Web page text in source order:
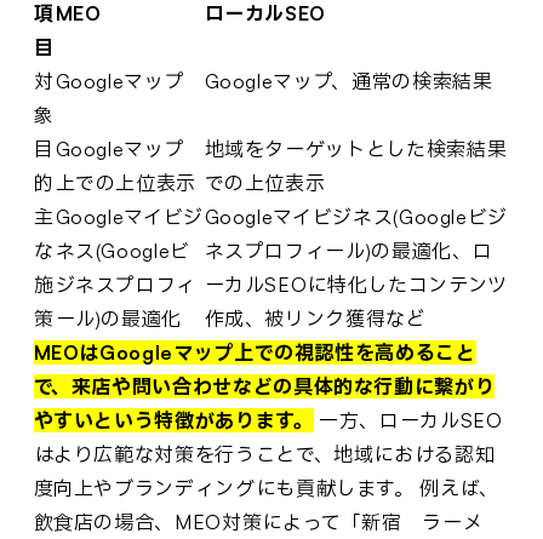
項
目
MEO ローカルSEO
対
象
Googleマップ Googleマップ、通常の検索結果
目
的
Googleマップ
上での上位表示
地域をターゲットとした検索結果
での上位表示
主
な
施
策
Googleマイビジ
ネス(Googleビ
ジネスプロフィ
ール)の最適化
Googleマイビジネス(Googleビジ
ネスプロフィール)の最適化、ロ
ーカルSEOに特化したコンテンツ
作成、被リンク獲得など
MEOはGoogleマップ上での視認性を高めること
で、来店や問い合わせなどの具体的な行動に繋がり
やすいという特徴があります。
一方、ローカルSEO
はより広範な対策を行うことで、地域における認知
度向上やブランディングにも貢献します。 例えば、
飲食店の場合、MEO対策によって「新宿 ラーメ